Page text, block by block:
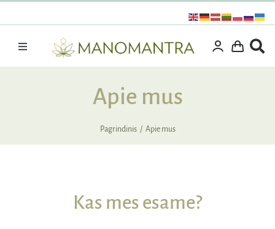
turinį
Toggle
Kosmetika
Apie mus
Pagrindinis Apie mus
Kas mes esame?